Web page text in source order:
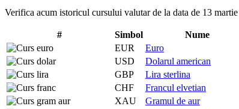
Verifica acum istoricul cursului valutar de la data de 13
# Simbol Nume
EUR
Euro
USD
Dolarul american
GBP
Lira sterlina
CHF
Francul elvetian
XAU
Gramul de aur